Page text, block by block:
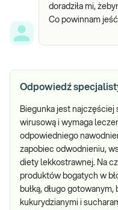
doradziła mi,
Co powinnam
Odpowiedź
Biegunka jest
wirusową i wymaga
odpowiedniego
zapobiec odwodnieniu,
diety lekkostrawnej. Na
produktów bogatych w
bułką, długo gotowanym,
kukurydzianymi i